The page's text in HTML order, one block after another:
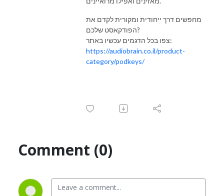
מחפשים דרך ייחודית ומקורית לקדם את
הפודקאסט שלכם?
⁠צפו בכל הדגמים עכשיו⁠ באתר:
https://audiobrain.co.il/product-
category/podkeys/
Comment (0)